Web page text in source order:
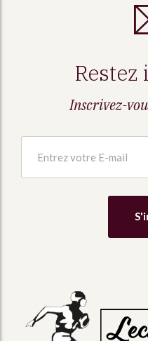
Restez
Inscrivez-